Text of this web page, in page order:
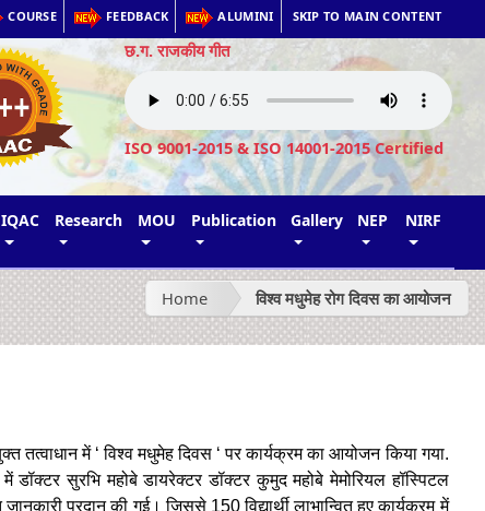
COURSE FEEDBACK ALUMINI SKIP TO MAIN CONTENT
छ.ग. राजकीय गीत
ISO 9001-2015 & ISO 14001-2015 Certified
IQAC Research MOU Publication Gallery NEP NIRF
Home विश्व मधुमेह रोग दिवस का आयोजन
तत्वाधान में ‘ विश्व मधुमेह दिवस ‘ पर कार्यक्रम का आयोजन किया गया.
सुरभि महोबे डायरेक्टर डॉक्टर कुमुद महोबे मेमोरियल हॉस्पिटल
प्रदान की गई। जिससे 150 विद्यार्थी लाभान्वित हुए कार्यक्रम में